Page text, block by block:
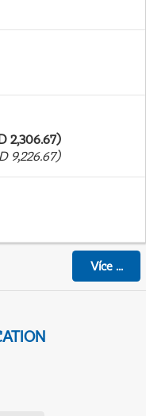
2,306.67)
9,226.67)
Více...